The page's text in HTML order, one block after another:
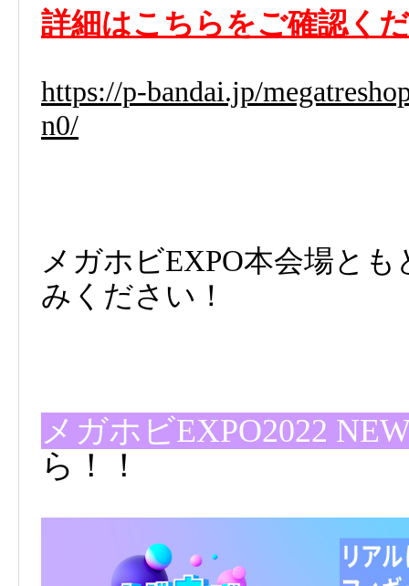
詳細はこちらをご確認く
https://p-bandai.jp/
n0/
メガホビEXPO本会場と
みください！
メガホビEXPO2022
ら！！